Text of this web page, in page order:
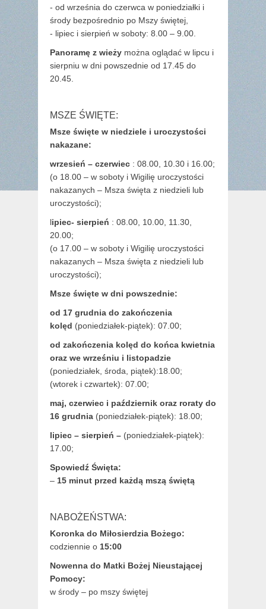
- od września do czerwca w poniedziałki i
środy bezpośrednio po Mszy świętej,
- lipiec i sierpień w soboty: 8.00 – 9.00.
Panoramę z wieży można oglądać w lipcu i
sierpniu w dni powszednie od 17.45 do
20.45.
MSZE ŚWIĘTE:
Msze święte w niedziele i uroczystości
nakazane:
wrzesień – czerwiec : 08.00, 10.30 i 16.00;
(o 18.00 – w soboty i Wigilię uroczystości
nakazanych – Msza święta z niedzieli lub
uroczystości);
lipiec- sierpień : 08.00, 10.00, 11.30,
20.00;
(o 17.00 – w soboty i Wigilię uroczystości
nakazanych – Msza święta z niedzieli lub
uroczystości);
Msze święte w dni powszednie:
od 17 grudnia do zakończenia
kolęd (poniedziałek-piątek): 07.00;
od zakończenia kolęd do końca kwietnia
oraz we wrześniu i listopadzie
(poniedziałek, środa, piątek):18.00;
(wtorek i czwartek): 07.00;
maj, czerwiec i październik oraz roraty do
16 grudnia (poniedziałek-piątek): 18.00;
lipiec – sierpień – (poniedziałek-piątek):
17.00;
Spowiedź Święta:
– 15 minut przed każdą mszą świętą
NABOŻEŃSTWA:
Koronka do Miłosierdzia Bożego:
codziennie o 15:00
Nowenna do Matki Bożej Nieustającej
Pomocy:
w środy – po mszy świętej